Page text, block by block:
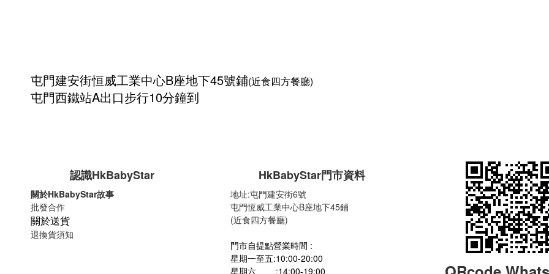
屯門建安街恒威工業中心B座地下45號鋪(近食四方餐廳)
屯門西鐵站A出口步行10分鐘到
認識HkBabyStar
關於HkBabyStar故事
批發合作
關於送貨
退換貨須知
HkBabyStar門市資料
地址:屯門建安街6號
屯門恆威工業中心B座地下45鋪
(近食四方餐廳)
門市自提點營業時間 :
星期一至五:10:00-20:00
星期六 :14:00-19:00